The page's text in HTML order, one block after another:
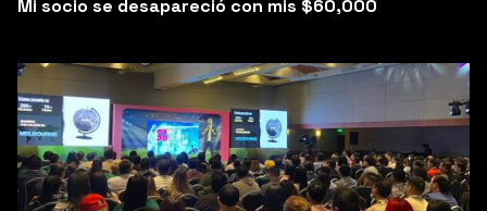
Mi socio se desapareció con mis $60,000